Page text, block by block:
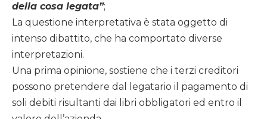
della cosa legata”;
La questione interpretativa è stata oggetto di
intenso dibattito, che ha comportato diverse
interpretazioni.
Una prima opinione, sostiene che i terzi creditori
possono pretendere dal legatario il pagamento di
soli debiti risultanti dai libri obbligatori ed entro il